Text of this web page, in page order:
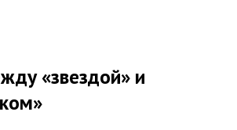
«звездой» и